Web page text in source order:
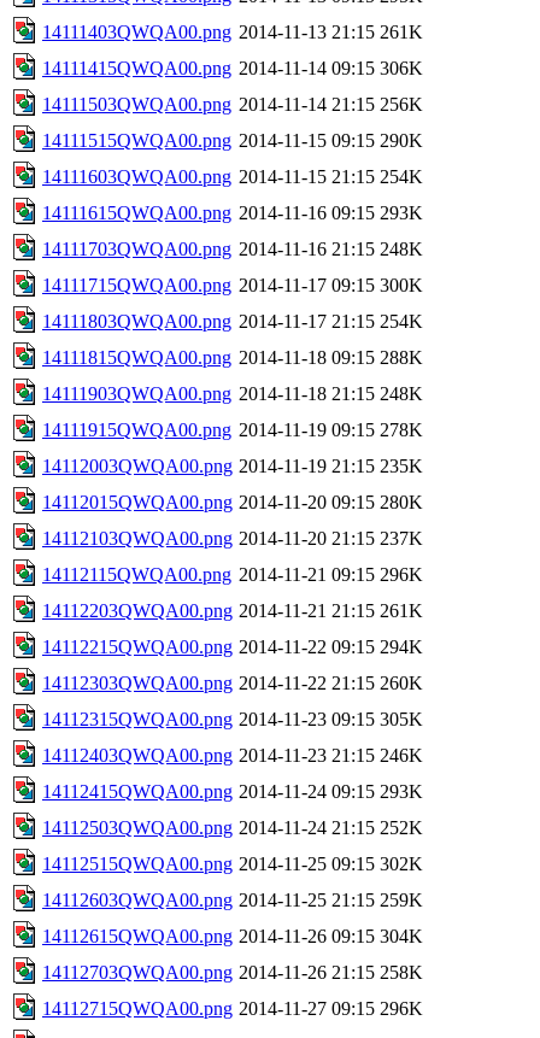
14111403QWQA00.png 2014-11-13 21:15 261K
14111415QWQA00.png 2014-11-14 09:15 306K
14111503QWQA00.png 2014-11-14 21:15 256K
14111515QWQA00.png 2014-11-15 09:15 290K
14111603QWQA00.png 2014-11-15 21:15 254K
14111615QWQA00.png 2014-11-16 09:15 293K
14111703QWQA00.png 2014-11-16 21:15 248K
14111715QWQA00.png 2014-11-17 09:15 300K
14111803QWQA00.png 2014-11-17 21:15 254K
14111815QWQA00.png 2014-11-18 09:15 288K
14111903QWQA00.png 2014-11-18 21:15 248K
14111915QWQA00.png 2014-11-19 09:15 278K
14112003QWQA00.png 2014-11-19 21:15 235K
14112015QWQA00.png 2014-11-20 09:15 280K
14112103QWQA00.png 2014-11-20 21:15 237K
14112115QWQA00.png 2014-11-21 09:15 296K
14112203QWQA00.png 2014-11-21 21:15 261K
14112215QWQA00.png 2014-11-22 09:15 294K
14112303QWQA00.png 2014-11-22 21:15 260K
14112315QWQA00.png 2014-11-23 09:15 305K
14112403QWQA00.png 2014-11-23 21:15 246K
14112415QWQA00.png 2014-11-24 09:15 293K
14112503QWQA00.png 2014-11-24 21:15 252K
14112515QWQA00.png 2014-11-25 09:15 302K
14112603QWQA00.png 2014-11-25 21:15 259K
14112615QWQA00.png 2014-11-26 09:15 304K
14112703QWQA00.png 2014-11-26 21:15 258K
14112715QWQA00.png 2014-11-27 09:15 296K